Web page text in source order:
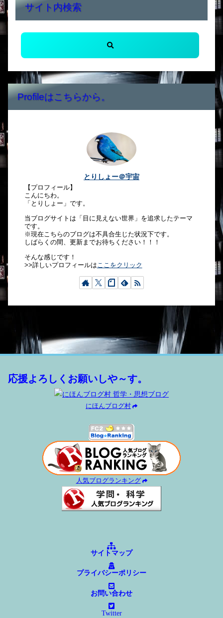
サイト内検索
Profileはこちらから。
とりしょー＠宇宙
【プロフィール】
こんにちわ。
「とりしょー」です。
当ブログサイトは「目に見えない世界」を追求したテーマ
です。
※現在こちらのブログは不具合生じた状況下です。
しばらくの間、更新までお待ちください！！！
そんな感じです！
>>詳しいプロフィールはここをクリック
応援よろしくお願いしや～す。
にほんブログ村
人気ブログランキング
サイトマップ
プライバシーポリシー
お問い合わせ
Twitter